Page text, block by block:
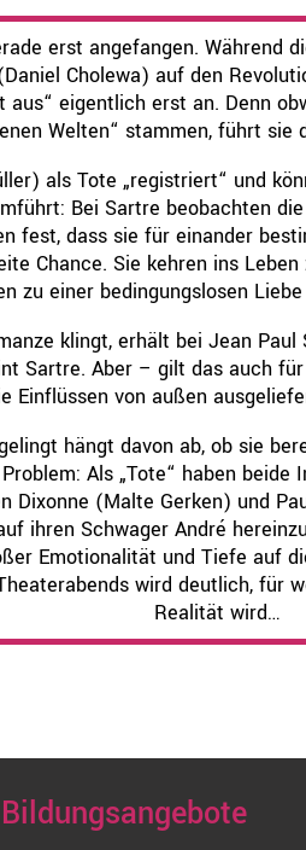
erst angefangen. Während
Cholewa) auf den
eigentlich erst an. Denn
Welten“ stammen, führt sie
als Tote „registriert“ und
Bei Sartre beobachten
fest, dass sie für einander
Chance. Sie kehren ins
zu einer bedingungslosen
klingt, erhält bei Jean
Sartre. Aber – gilt das auch
Einflüssen von außen
hängt davon ab, ob sie
Als „Tote“ haben
Dixonne (Malte Gerken) und
ihren Schwager André
Emotionalität und Tiefe auf
wird deutlich, für
Realität wird…
Bildungsangebote